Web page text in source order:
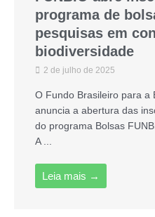
programa de
pesquisas em
biodiversidade
2 de julho de 2025
O Fundo Brasileiro para a
anuncia a abertura das
do programa Bolsas
A ...
Leia mais →